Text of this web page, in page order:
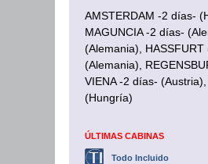
AMSTERDAM -2 días-
MAGUNCIA -2 días-
(Alemania),
(Alemania),
VIENA -2 días-
(Hungría)
ÚLTIMAS CABINAS
Todo Incluido